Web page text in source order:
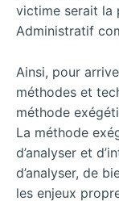
victime serait la
Administratif
Ainsi, pour
méthodes et
méthode
La méthode
d’analyser et
d’analyser, de
les enjeux